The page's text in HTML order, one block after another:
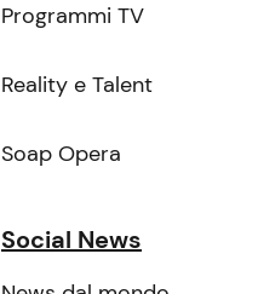
Programmi TV
Reality e Talent
Soap Opera
Social News